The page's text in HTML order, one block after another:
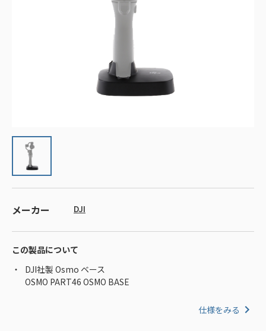
メーカー DJI
この製品について
DJI社製 Osmo ベース
OSMO PART46 OSMO BASE
仕様をみる